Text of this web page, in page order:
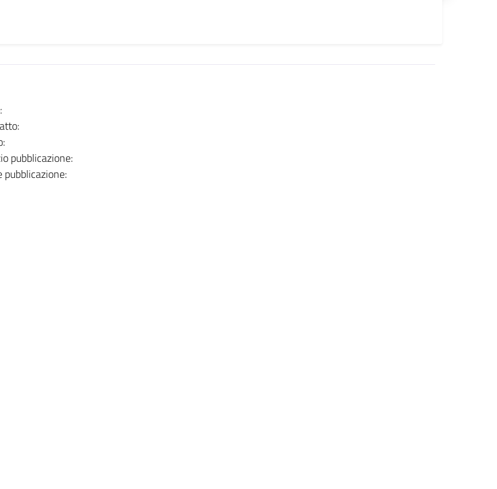
pubblicazione:
pubblicazione: